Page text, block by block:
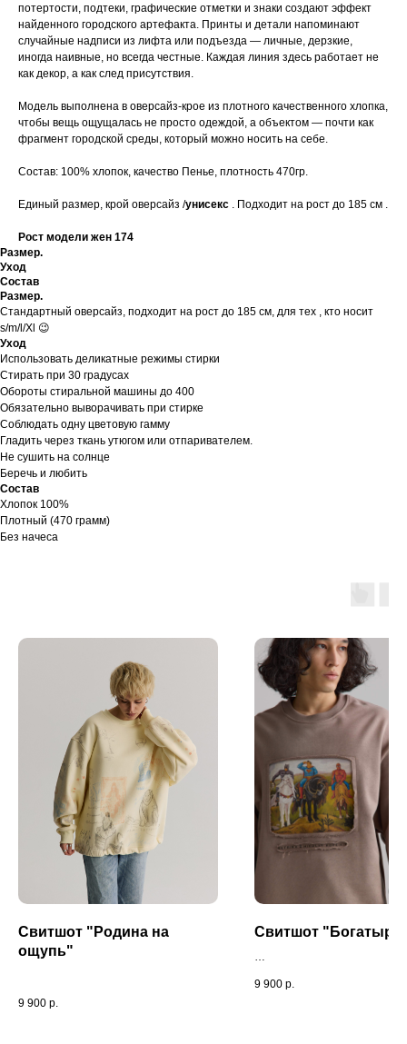
потертости, подтеки, графические отметки и знаки создают эффект
найденного городского артефакта. Принты и детали напоминают
случайные надписи из лифта или подъезда — личные, дерзкие,
иногда наивные, но всегда честные. Каждая линия здесь работает не
как декор, а как след присутствия.
Модель выполнена в оверсайз-крое из плотного качественного хлопка,
чтобы вещь ощущалась не просто одеждой, а объектом — почти как
фрагмент городской среды, который можно носить на себе.
Состав: 100% хлопок, качество Пенье, плотность 470гр.
Единый размер, крой оверсайз /унисекс . Подходит на рост до 185 см .
Рост модели жен 174
Размер.
Уход
Состав
Размер.
Стандартный оверсайз, подходит на рост до 185 см, для тех , кто носит
s/m/l/Xl 😉
Уход
Использовать деликатные режимы стирки
Стирать при 30 градусах
Обороты стиральной машины до 400
Обязательно выворачивать при стирке
Соблюдать одну цветовую гамму
Гладить через ткань утюгом или отпаривателем.
Не сушить на солнце
Беречь и любить
Состав
Хлопок 100%
Плотный (470 грамм)
Без начеса
Свитшот "Родина на
ощупь"
9 900 р.
Свитшот
9 900 р.